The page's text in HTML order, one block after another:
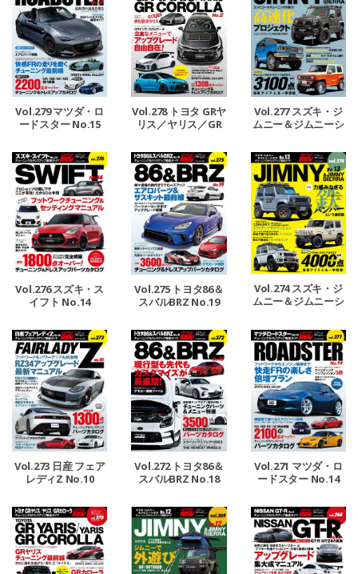
Vol.279 マツダ・ロ
ードスター No.15
Vol.278 トヨタ GRヤ
リス／ヤリス／GR
Vol.277 スズキ・ジ
ムニー＆ジムニーシ
Vol.276 スズキ・ス
イフト No.14
Vol.275 トヨタ86＆
スバルBRZ No.19
Vol.274 スズキ・ジ
ムニー＆ジムニーシ
Vol.273 日産 フェア
レディZ No.10
Vol.272 トヨタ86＆
スバルBRZ No.18
Vol.271 マツダ・ロ
ードスター No.14